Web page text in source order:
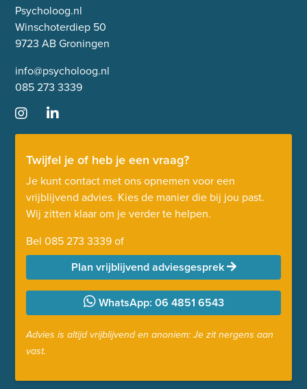
Psycholoog.nl
Winschoterdiep 50
9723 AB Groningen
info@psycholoog.nl
085 273 3339
Twijfel je of heb je een vraag?
Je kunt contact met ons opnemen voor een
vrijblijvend advies. Kies de manier die bij jou past.
Wij zitten klaar om je verder te helpen.
Bel 085 273 3339of
Plan vrijblijvend adviesgesprek
WhatsApp: 06 4851 6543
Advies is altijd vrijblijvend en anoniem: Je zit nergens aan
vast.